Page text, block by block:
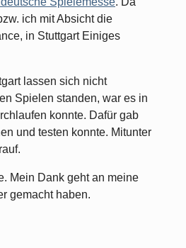
ich mit Absicht die
in Stuttgart Einiges
lassen sich nicht
Spielen standen, war es in
konnte. Dafür gab
und testen konnte. Mitunter
Mein Dank geht an meine
gemacht haben.